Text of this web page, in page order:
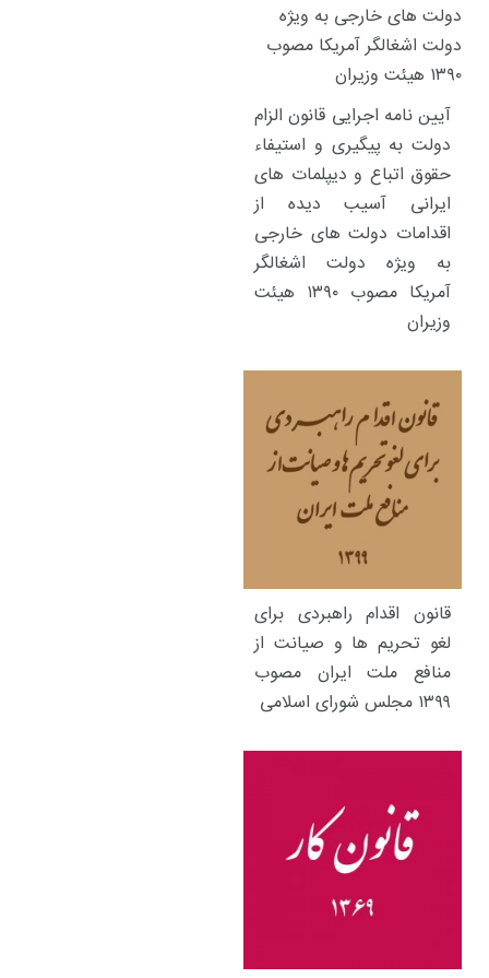
آیین نامه اجرایی قانون الزام
دولت به پیگیری و استیفاء
حقوق اتباع و دیپلمات های
ایرانی آسیب دیده از
اقدامات دولت های خارجی
به ویژه دولت اشغالگر
آمریکا مصوب ۱۳۹۰ هیئت
وزیران
قانون اقدام راهبردی برای
لغو تحریم ها و صیانت از
منافع ملت ایران مصوب
۱۳۹۹ مجلس شورای اسلامی